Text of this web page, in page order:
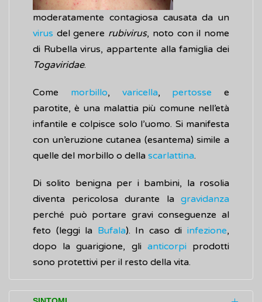
moderatamente contagiosa causata da un
virus del genere rubivirus, noto con il nome
di Rubella virus, appartente alla famiglia dei
Togaviridae.
Come morbillo, varicella, pertosse e
parotite, è una malattia più comune nell’età
infantile e colpisce solo l’uomo. Si manifesta
con un’eruzione cutanea (esantema) simile a
quelle del morbillo o della scarlattina.
Di solito benigna per i bambini, la rosolia
diventa pericolosa durante la gravidanza
perché può portare gravi conseguenze al
feto (leggi la Bufala). In caso diinfezione,
dopo la guarigione, gli anticorpiprodotti
sono protettivi per il resto della vita.